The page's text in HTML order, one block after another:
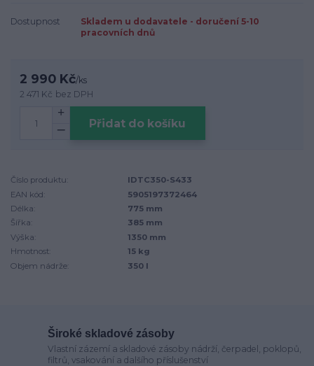
Dostupnost
Skladem u dodavatele - doručení 5-10
pracovních dnů
2 990 Kč/ks
2 471 Kč bez DPH
Přidat do košíku
Číslo produktu:
IDTC350-S433
EAN kód:
5905197372464
Délka:
775 mm
Šířka:
385 mm
Výška:
1350 mm
Hmotnost:
15 kg
Objem nádrže:
350 l
Široké skladové zásoby
Vlastní zázemí a skladové zásoby nádrží, čerpadel, poklopů,
filtrů, vsakování a dalšího příslušenství